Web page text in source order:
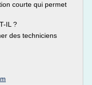
courte qui permet
IL ?
des techniciens